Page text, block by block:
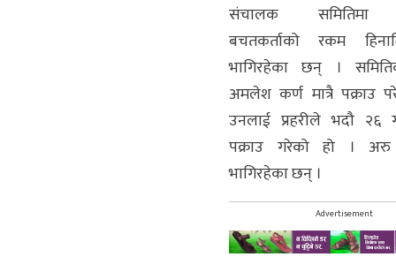
संचालक समितिमा
बचतकर्ताको रकम
भागिरहेका छन् ।
अमलेश कर्ण मात्रै पक्राउ
उनलाई प्रहरीले भदौ २६
पक्राउ गरेको हो ।
भागिरहेका छन् ।
Advertisement